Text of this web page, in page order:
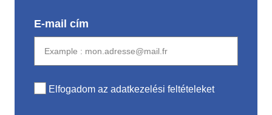
E-mail cím
Elfogadom az adatkezelési feltételeket